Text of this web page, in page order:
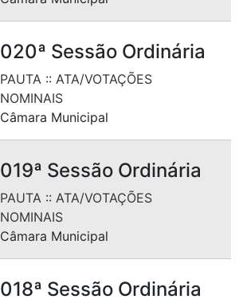
020ª Sessão Ordinária
PAUTA :: ATA/VOTAÇÕES
NOMINAIS
Câmara Municipal
019ª Sessão Ordinária
PAUTA :: ATA/VOTAÇÕES
NOMINAIS
Câmara Municipal
018ª Sessão Ordinária